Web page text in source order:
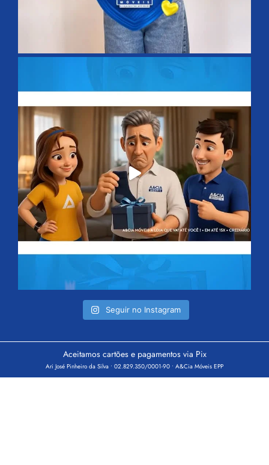
Seguir no Instagram
Aceitamos cartões e pagamentos via Pix
Ari José Pinheiro da Silva • 02.829.350/0001-90 • A&Cia Móveis EPP